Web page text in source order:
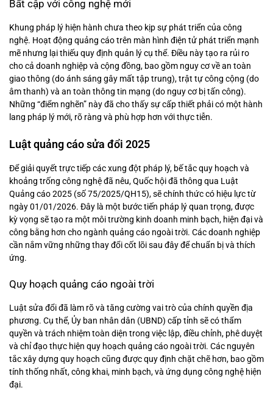
Bất cập với công nghệ mới
Khung pháp lý hiện hành chưa theo kịp sự phát triển của công
nghệ. Hoạt động quảng cáo trên màn hình điện tử phát triển mạnh
mẽ nhưng lại thiếu quy định quản lý cụ thể. Điều này tạo ra rủi ro
cho cả doanh nghiệp và cộng đồng, bao gồm nguy cơ về an toàn
giao thông (do ánh sáng gây mất tập trung), trật tự công cộng (do
âm thanh) và an toàn thông tin mạng (do nguy cơ bị tấn công).
Những “điểm nghẽn” này đã cho thấy sự cấp thiết phải có một hành
lang pháp lý mới, rõ ràng và phù hợp hơn với thực tiễn.
Luật quảng cáo sửa đổi 2025
Để giải quyết trực tiếp các xung đột pháp lý, bế tắc quy hoạch và
khoảng trống công nghệ đã nêu, Quốc hội đã thông qua Luật
Quảng cáo 2025 (số 75/2025/QH15), sẽ chính thức có hiệu lực từ
ngày 01/01/2026. Đây là một bước tiến pháp lý quan trọng, được
kỳ vọng sẽ tạo ra một môi trường kinh doanh minh bạch, hiện đại và
công bằng hơn cho ngành quảng cáo ngoài trời. Các doanh nghiệp
cần nắm vững những thay đổi cốt lõi sau đây để chuẩn bị và thích
ứng.
Quy hoạch quảng cáo ngoài trời
Luật sửa đổi đã làm rõ và tăng cường vai trò của chính quyền địa
phương. Cụ thể, Ủy ban nhân dân (UBND) cấp tỉnh sẽ có thẩm
quyền và trách nhiệm toàn diện trong việc lập, điều chỉnh, phê duyệt
và chỉ đạo thực hiện quy hoạch quảng cáo ngoài trời. Các nguyên
tắc xây dựng quy hoạch cũng được quy định chặt chẽ hơn, bao gồm
tính thống nhất, công khai, minh bạch, và ứng dụng công nghệ hiện
đại.